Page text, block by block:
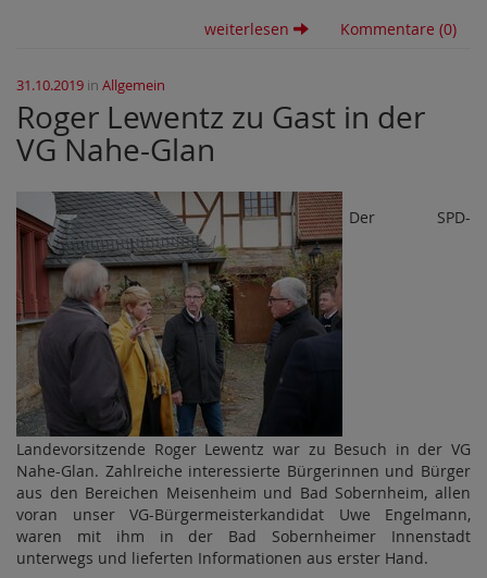
weiterlesen
Kommentare (0)
31.10.2019 in Allgemein
Roger Lewentz zu Gast in der
VG Nahe-Glan
Der SPD-
Landevorsitzende Roger Lewentz war zu Besuch in der VG
Nahe-Glan. Zahlreiche interessierte Bürgerinnen und Bürger
aus den Bereichen Meisenheim und Bad Sobernheim, allen
voran unser VG-Bürgermeisterkandidat Uwe Engelmann,
waren mit ihm in der Bad Sobernheimer Innenstadt
unterwegs und lieferten Informationen aus erster Hand.